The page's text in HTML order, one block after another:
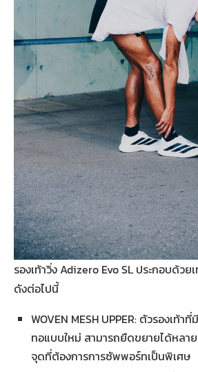
รองเท้าวิ่ง Adizero Evo SL ประกอบด้ว
ดังต่อไปนี้
WOVEN MESH UPPER: ตัวรองเท้
ทอแบบใหม่ สามารถยืดขยายได้หลา
จุดที่ต้องการการซัพพอร์ทเป็นพิเศษ